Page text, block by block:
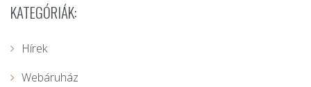
KATEGÓRIÁK:
Hírek
Webáruház